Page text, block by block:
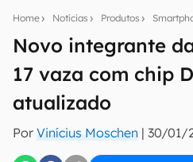
Home Notícias Produtos
Novo integrante
17 vaza com chip
atualizado
Por Vinícius Moschen | 30/01/
notícias e reviews sobre
E-mail